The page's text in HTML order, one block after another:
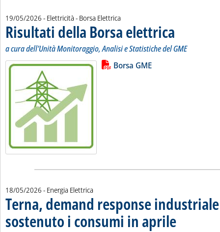
19/05/2026 - Elettricità - Borsa Elettrica
Risultati della Borsa elettrica
a cura dell'Unità Monitoraggio, Analisi e Statistiche del GME
Leggi tutta la notizia: 'Risultati
Lista allegati PDF alla notizia
Borsa GME
18/05/2026 - Energia Elettrica
Terna, demand response
sostenuto i consumi in aprile